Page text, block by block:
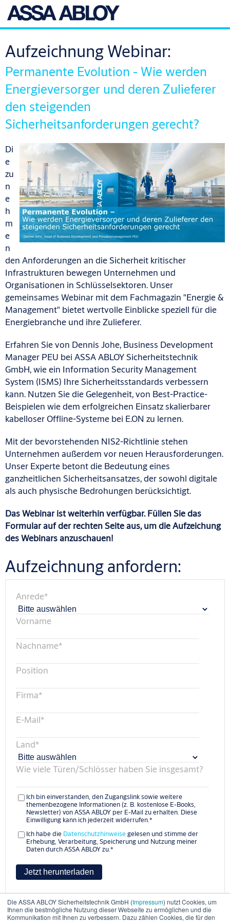
Die ASSA ABLOY Sicherheitstechnik GmbH (Impressum) nutzt Cookies, um
Ihnen die bestmögliche Nutzung dieser Webseite zu ermöglichen und die
Kommunikation mit Ihnen zu verbessern. Dazu zählen Cookies, die für den
Aufzeichnung Webinar:
Permanente Evolution - Wie werden
Energieversorger und deren Zulieferer
den steigenden
Sicherheitsanforderungen gerecht?
Di
e
zu
n
e
h
m
e
n
den Anforderungen an die Sicherheit kritischer
Infrastrukturen bewegen Unternehmen und
Organisationen in Schlüsselsektoren. Unser
gemeinsames Webinar mit dem Fachmagazin "Energie &
Management" bietet wertvolle Einblicke speziell für die
Energiebranche und ihre Zulieferer.
Erfahren Sie von Dennis Johe, Business Development
Manager PEU bei ASSA ABLOY Sicherheitstechnik
GmbH, wie ein Information Security Management
System (ISMS) Ihre Sicherheitsstandards verbessern
kann. Nutzen Sie die Gelegenheit, von Best-Practice-
Beispielen wie dem erfolgreichen Einsatz skalierbarer
kabelloser Offline-Systeme bei E.ON zu lernen.
Mit der bevorstehenden NIS2-Richtlinie stehen
Unternehmen außerdem vor neuen Herausforderungen.
Unser Experte betont die Bedeutung eines
ganzheitlichen Sicherheitsansatzes, der sowohl digitale
als auch physische Bedrohungen berücksichtigt.
Das Webinar ist weiterhin verfügbar. Füllen Sie das
Formular auf der rechten Seite aus, um die Aufzeichung
des Webinars anzuschauen!
Aufzeichnung anfordern:
Anrede*
Vorname
Nachname*
Position
Firma*
E-Mail*
Land*
Wie viele Türen/Schlösser haben Sie insgesamt?
Ich bin einverstanden, den Zugangslink sowie weitere
themenbezogene Informationen (z. B. kostenlose E-Books,
Newsletter) von ASSA ABLOY per E-Mail zu erhalten. Diese
Einwilligung kann ich jederzeit widerrufen.*
Ich habe die Datenschutzhinweisegelesen und stimme der
Erhebung, Verarbeitung, Speicherung und Nutzung meiner
Daten durch ASSA ABLOY zu.*